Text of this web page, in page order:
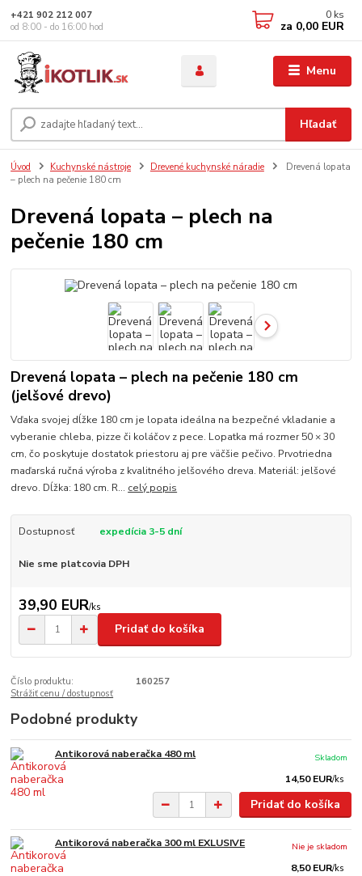
Menu
Hľadať
+421 902 212 007
od 8:00 - do 16:00 hod
0 ks
za 0,00 EUR
Úvod Kuchynské nástroje Drevené kuchynské náradie
Drevená lopata
– plech na pečenie 180 cm
Drevená lopata – plech na
pečenie 180 cm
Drevená lopata – plech na pečenie 180 cm
(jelšové drevo)
Vďaka svojej dĺžke 180 cm je lopata ideálna na bezpečné vkladanie a
vyberanie chleba, pizze či koláčov z pece. Lopatka má rozmer 50 × 30
cm, čo poskytuje dostatok priestoru aj pre väčšie pečivo. Prvotriedna
maďarská ručná výroba z kvalitného jelšového dreva. Materiál: jelšové
drevo. Dĺžka: 180 cm. R... celý popis
Dostupnosť expedícia 3-5 dní
Nie sme platcovia DPH
39,90 EUR/ks
Pridať do košíka
Číslo produktu:
160257
Strážiť cenu / dostupnosť
Podobné produkty
Antikorová naberačka 480 ml
14,50 EUR/ks
Skladom
Pridať do košíka
Antikorová naberačka 300 ml EXLUSIVE
8,50 EUR/ks
Nie je skladom